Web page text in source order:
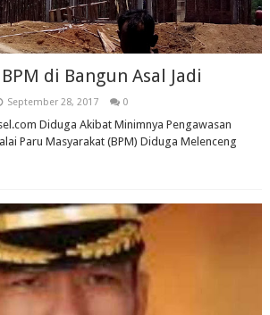
di Bangun Asal Jadi
September 28, 2017 0
Diduga Akibat Minimnya Pengawasan
Paru Masyarakat (BPM) Diduga Melenceng